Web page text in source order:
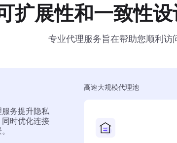
扩展性和一致性
专业代理服务旨在帮助您顺利访
务提升隐私
时优化连接
高速大规模代理池